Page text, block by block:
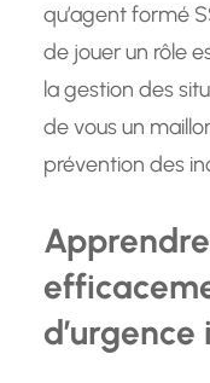
qu’agent formé
de jouer un rôle
la gestion des
de vous un
prévention des